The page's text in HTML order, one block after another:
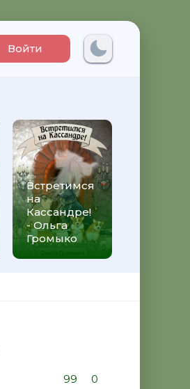
Войти
Встретимся
на
Кассандре!
- Ольга
Громыко
99 0